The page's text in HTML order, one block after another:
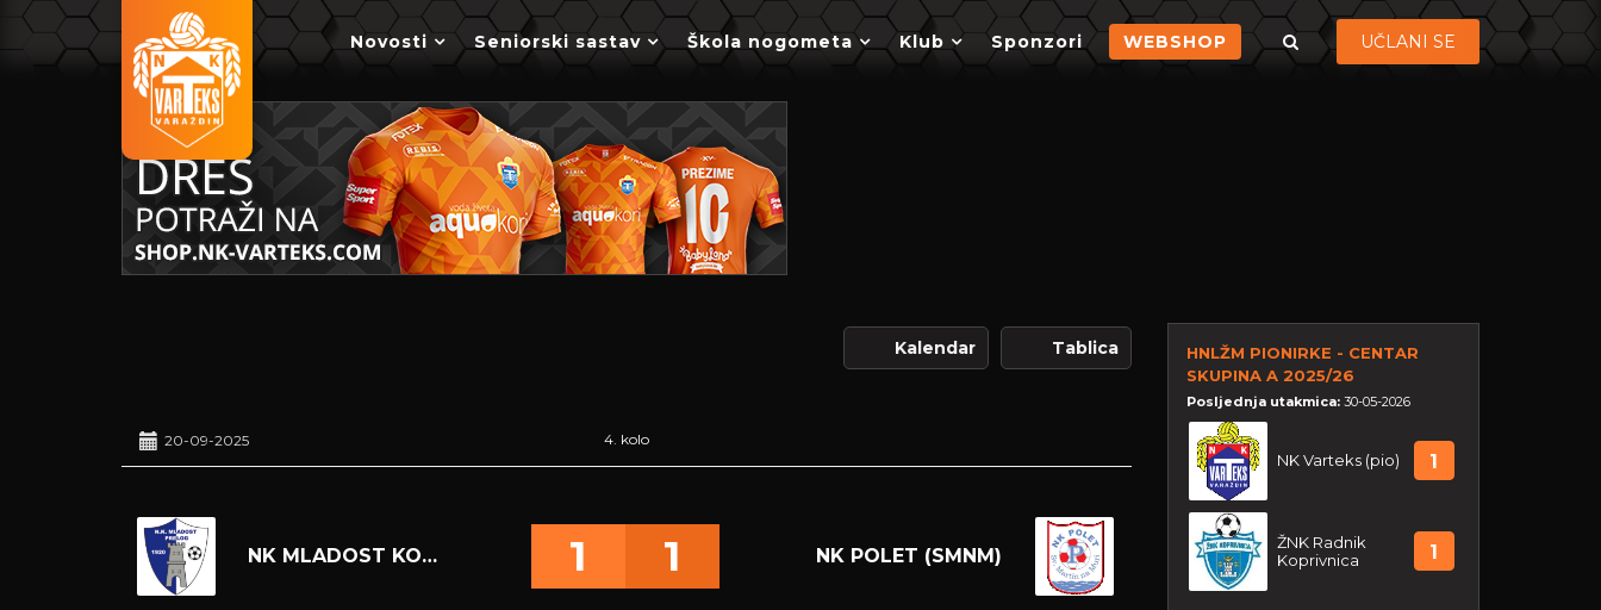
Novosti Seniorski sastav Škola nogometa Klub Sponzori WEBSHOP UČLANI SE
Kalendar Tablica
20-09-2025 4. kolo
NK MLADOST KOMET NK POLET (SMNM)
1 1
HNLŽM PIONIRKE - CENTAR
SKUPINA A 2025/26
Posljednja utakmica: 30-05-2026
NK Varteks (pio) 1
ŽNK Radnik
Koprivnica
1